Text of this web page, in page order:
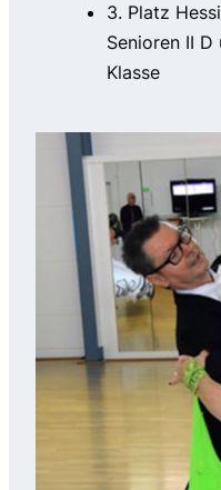
3. Platz
Senioren II
Klasse